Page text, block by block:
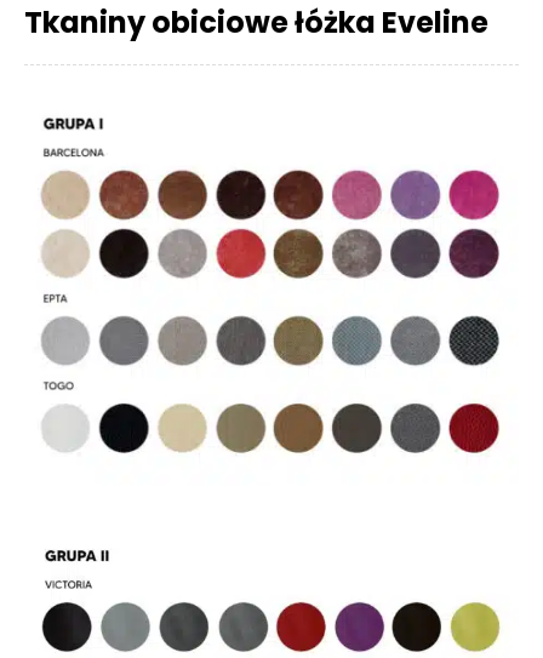
Tkaniny obiciowe łóżka Eveline